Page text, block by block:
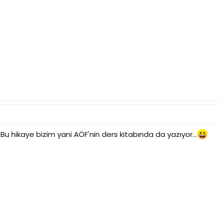
Bu hikaye bizim yani AÖF'nin ders kitabında da yazıyor...